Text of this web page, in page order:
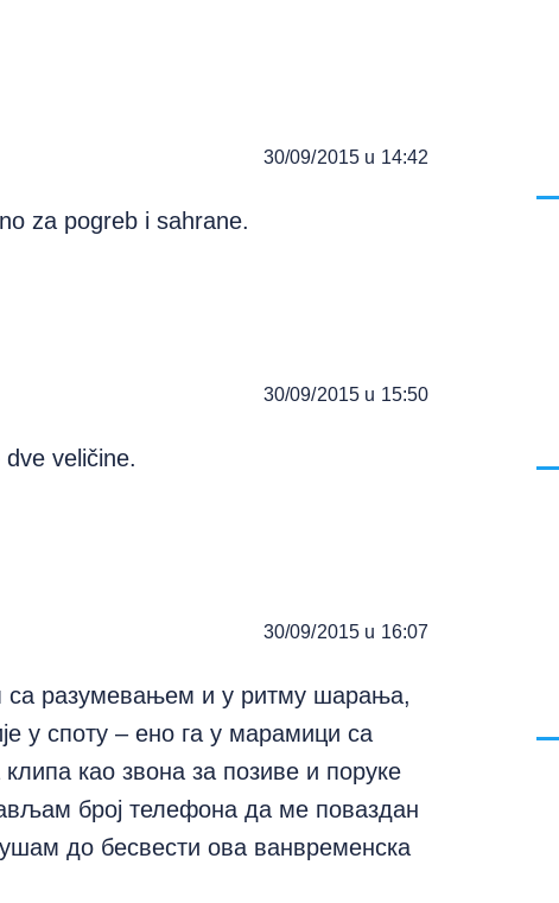
30/09/2015 u 14:42
za pogreb i sahrane.
30/09/2015 u 15:50
veličine.
30/09/2015 u 16:07
са разумевањем и у ритму шарања,
у споту – ено га у марамици са
као звона за позиве и поруке
број телефона да ме поваздан
до бесвести ова ванвременска